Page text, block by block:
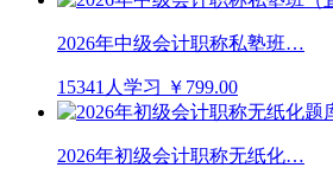
2026年中级会计职称私塾班…
15341人学习 ￥799.00
2026年初级会计职称无纸化…